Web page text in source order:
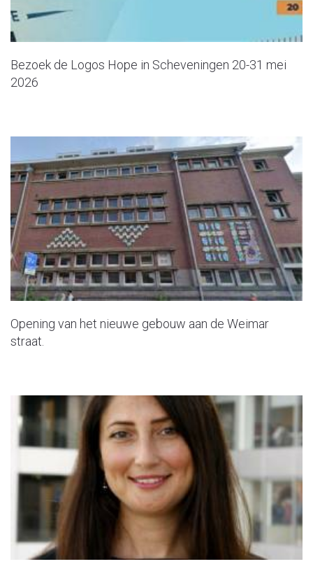
Bezoek de Logos Hope in Scheveningen 20-31 mei
2026
Opening van het nieuwe gebouw aan de Weimar
straat.